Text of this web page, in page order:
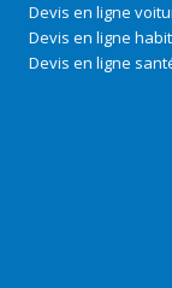
Devis en ligne
Devis en ligne
Devis en ligne